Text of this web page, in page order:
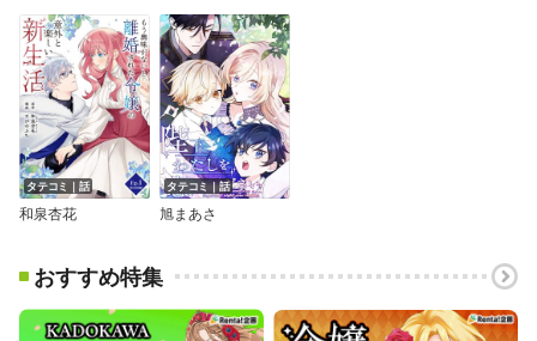
タテコミ｜話
和泉杏花
タテコミ｜話
旭まあさ
おすすめ特集